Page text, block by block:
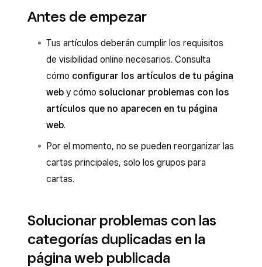
Antes de empezar
Tus artículos deberán cumplir los requisitos
de visibilidad online necesarios. Consulta
cómo configurar los artículos de tu página
web y cómo solucionar problemas con los
artículos que no aparecen en tu página
web.
Por el momento, no se pueden reorganizar las
cartas principales, solo los grupos para
cartas.
Solucionar problemas con las
categorías duplicadas en la
página web publicada